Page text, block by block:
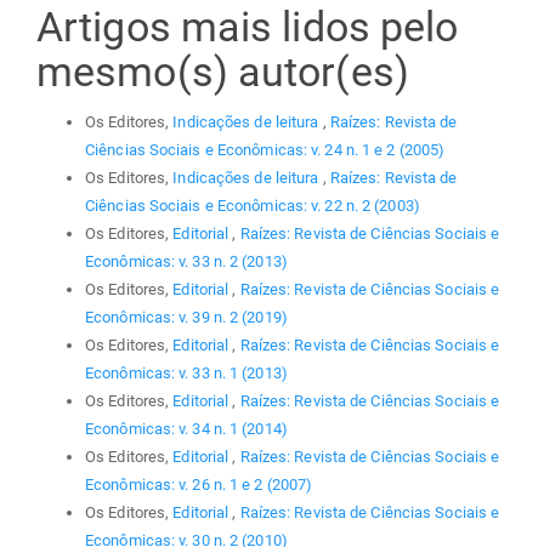
Artigos mais lidos pelo
mesmo(s) autor(es)
Os Editores, Indicações de leitura , Raízes: Revista de
Ciências Sociais e Econômicas: v. 24 n. 1 e 2 (2005)
Os Editores, Indicações de leitura , Raízes: Revista de
Ciências Sociais e Econômicas: v. 22 n. 2 (2003)
Os Editores, Editorial, Raízes: Revista de Ciências Sociais e
Econômicas: v. 33 n. 2 (2013)
Os Editores, Editorial, Raízes: Revista de Ciências Sociais e
Econômicas: v. 39 n. 2 (2019)
Os Editores, Editorial, Raízes: Revista de Ciências Sociais e
Econômicas: v. 33 n. 1 (2013)
Os Editores, Editorial, Raízes: Revista de Ciências Sociais e
Econômicas: v. 34 n. 1 (2014)
Os Editores, Editorial, Raízes: Revista de Ciências Sociais e
Econômicas: v. 26 n. 1 e 2 (2007)
Os Editores, Editorial, Raízes: Revista de Ciências Sociais e
Econômicas: v. 30 n. 2 (2010)